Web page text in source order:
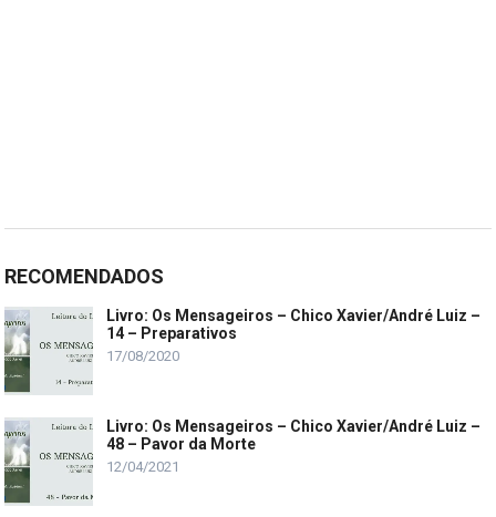
RECOMENDADOS
Livro: Os Mensageiros – Chico Xavier/André Luiz –
14 – Preparativos
17/08/2020
Livro: Os Mensageiros – Chico Xavier/André Luiz –
48 – Pavor da Morte
12/04/2021